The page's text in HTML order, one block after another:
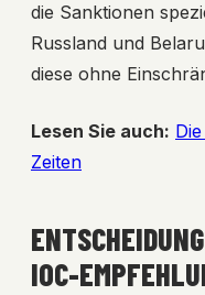
die Sanktionen
Russland und
diese ohne
Lesen Sie auch:
Zeiten
IOC-